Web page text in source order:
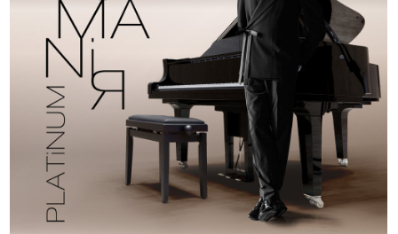
Pianomaniя.
17 композиций